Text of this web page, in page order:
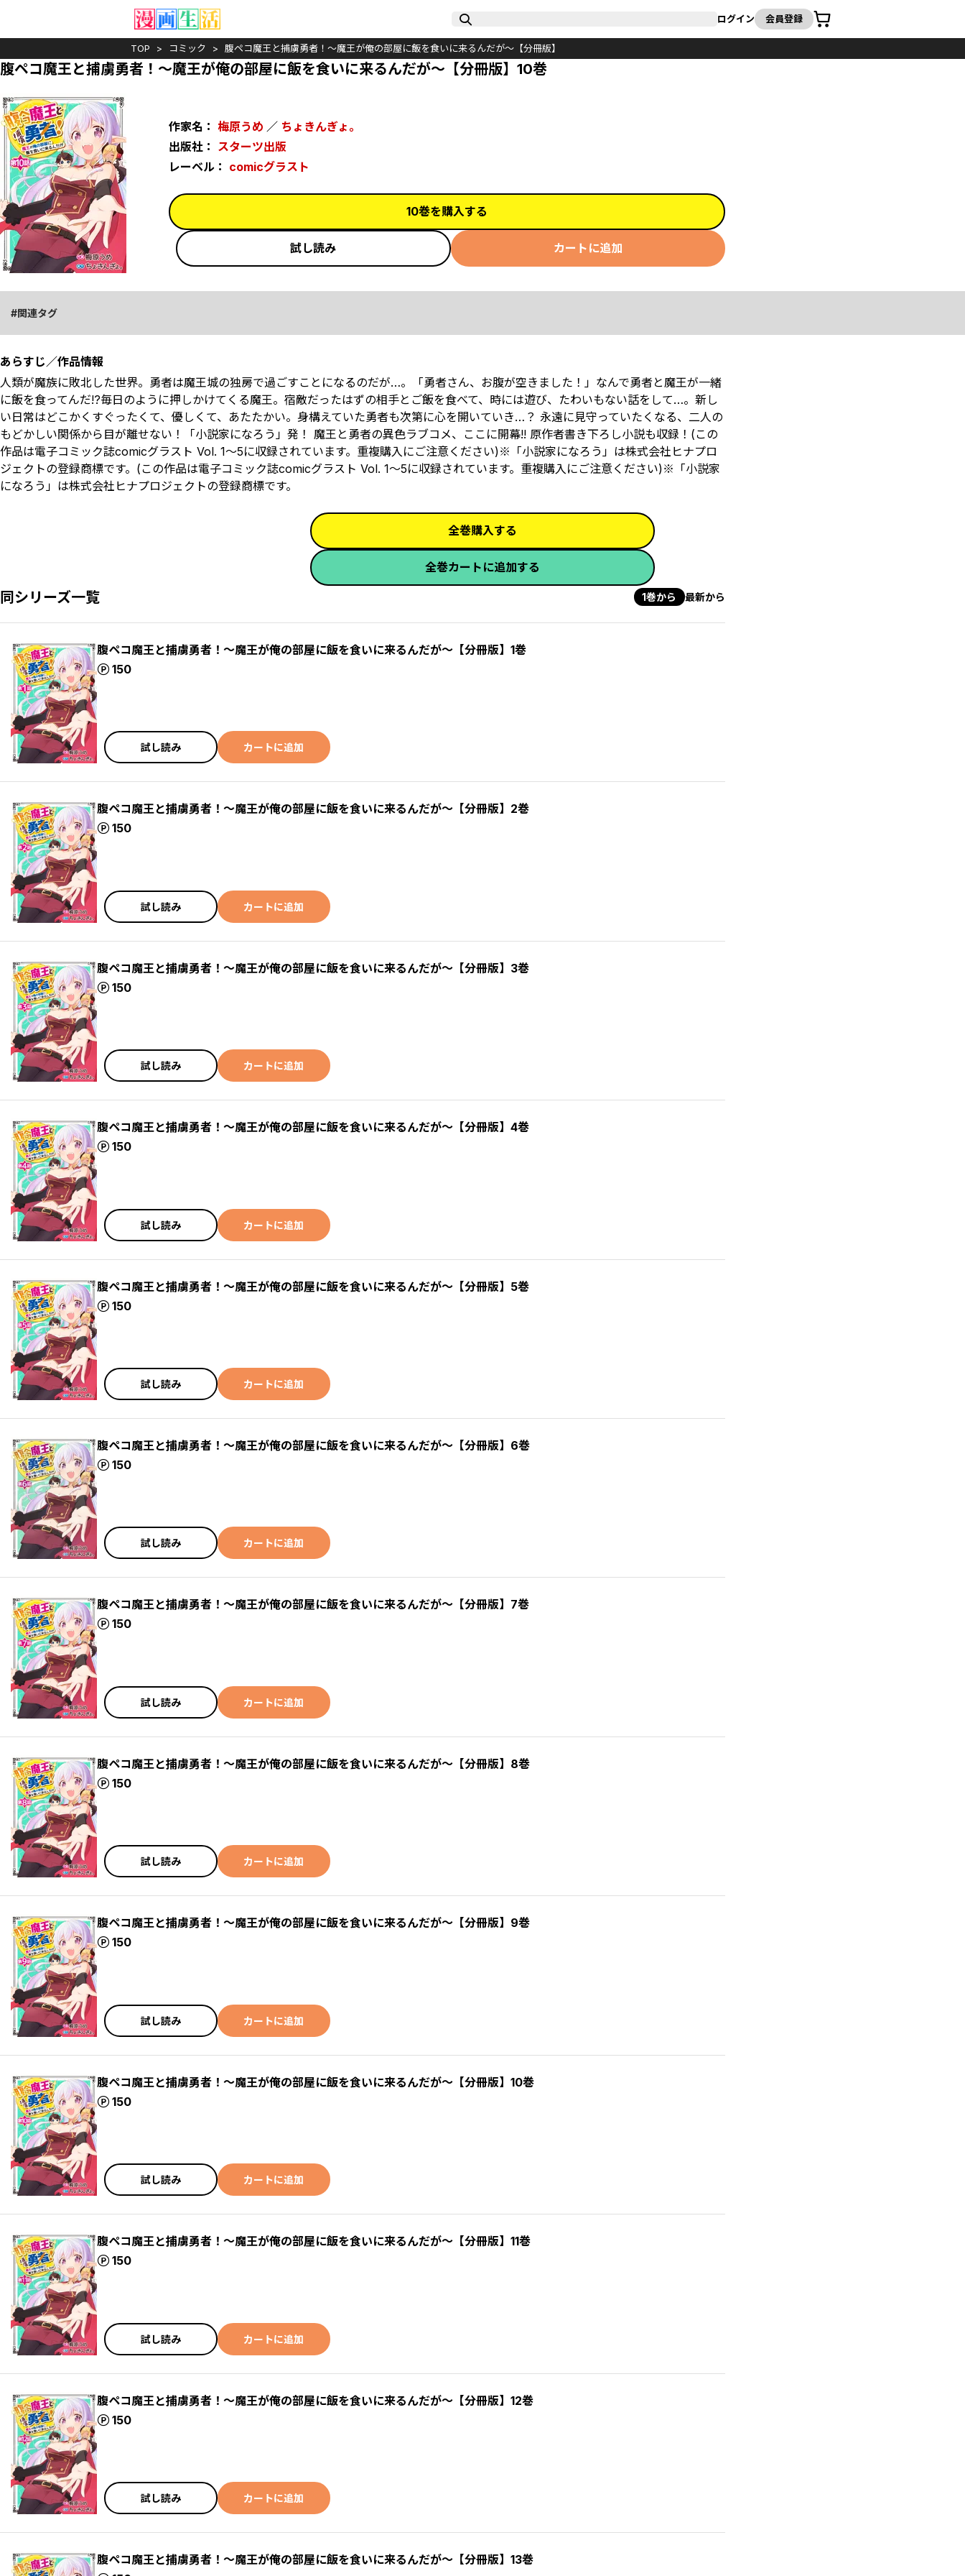
ログイン 会員登録
カート
TOP コミック 腹ペコ魔王と捕虜勇者！～魔王が俺の部屋に飯を食いに来るんだが～【分冊版】
腹ペコ魔王と捕虜勇者！～魔王が俺の部屋に飯を食いに来るんだが～【分冊版】10巻
作家名： 梅原うめ ／ ちょきんぎょ。
出版社： スターツ出版
レーベル： comicグラスト
10巻を購入する
試し読み カートに追加
関連タグ
あらすじ／作品情報
人類が魔族に敗北した世界。勇者は魔王城の独房で過ごすことになるのだが…。「勇者さん、お腹が空きました！」なんで勇者と魔王が一緒
に飯を食ってんだ!?毎日のように押しかけてくる魔王。宿敵だったはずの相手とご飯を食べて、時には遊び、たわいもない話をして…。新し
い日常はどこかくすぐったくて、優しくて、あたたかい。身構えていた勇者も次第に心を開いていき…？ 永遠に見守っていたくなる、二人の
もどかしい関係から目が離せない！「小説家になろう」発！ 魔王と勇者の異色ラブコメ、ここに開幕!! 原作者書き下ろし小説も収録！(この
作品は電子コミック誌comicグラスト Vol. 1～5に収録されています。重複購入にご注意ください)※「小説家になろう」は株式会社ヒナプロ
ジェクトの登録商標です。(この作品は電子コミック誌comicグラスト Vol. 1～5に収録されています。重複購入にご注意ください)※「小説家
になろう」は株式会社ヒナプロジェクトの登録商標です。
全巻購入する
全巻カートに追加する
同シリーズ一覧 1巻から 最新から
腹ペコ魔王と捕虜勇者！～魔王が俺の部屋に飯を食いに来るんだが～【分冊版】1巻
150
ポイント
試し読み カートに追加
腹ペコ魔王と捕虜勇者！～魔王が俺の部屋に飯を食いに来るんだが～【分冊版】2巻
150
ポイント
試し読み カートに追加
腹ペコ魔王と捕虜勇者！～魔王が俺の部屋に飯を食いに来るんだが～【分冊版】3巻
150
ポイント
試し読み カートに追加
腹ペコ魔王と捕虜勇者！～魔王が俺の部屋に飯を食いに来るんだが～【分冊版】4巻
150
ポイント
試し読み カートに追加
腹ペコ魔王と捕虜勇者！～魔王が俺の部屋に飯を食いに来るんだが～【分冊版】5巻
150
ポイント
試し読み カートに追加
腹ペコ魔王と捕虜勇者！～魔王が俺の部屋に飯を食いに来るんだが～【分冊版】6巻
150
ポイント
試し読み カートに追加
腹ペコ魔王と捕虜勇者！～魔王が俺の部屋に飯を食いに来るんだが～【分冊版】7巻
150
ポイント
試し読み カートに追加
腹ペコ魔王と捕虜勇者！～魔王が俺の部屋に飯を食いに来るんだが～【分冊版】8巻
150
ポイント
試し読み カートに追加
腹ペコ魔王と捕虜勇者！～魔王が俺の部屋に飯を食いに来るんだが～【分冊版】9巻
150
ポイント
試し読み カートに追加
腹ペコ魔王と捕虜勇者！～魔王が俺の部屋に飯を食いに来るんだが～【分冊版】10巻
150
ポイント
試し読み カートに追加
腹ペコ魔王と捕虜勇者！～魔王が俺の部屋に飯を食いに来るんだが～【分冊版】11巻
150
ポイント
試し読み カートに追加
腹ペコ魔王と捕虜勇者！～魔王が俺の部屋に飯を食いに来るんだが～【分冊版】12巻
150
ポイント
試し読み カートに追加
腹ペコ魔王と捕虜勇者！～魔王が俺の部屋に飯を食いに来るんだが～【分冊版】13巻